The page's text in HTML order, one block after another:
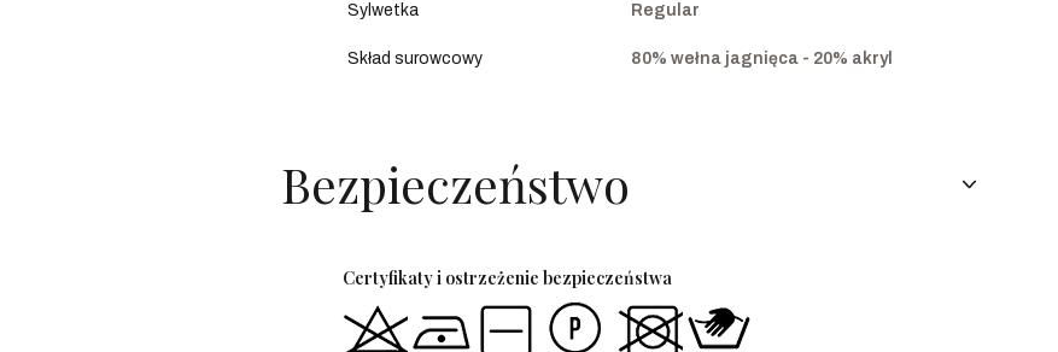
Sylwetka Regular
Skład surowcowy 80% wełna jagnięca - 20% akryl
Bezpieczeństwo
Certyfikaty i ostrzeżenie bezpieczeństwa